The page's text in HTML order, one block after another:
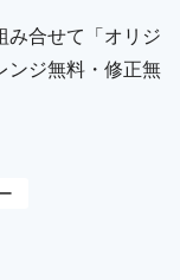
み合せて「オリジ
ンジ無料・修正無